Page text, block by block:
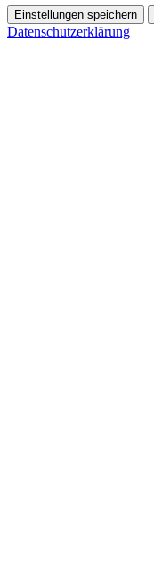
Einstellungen speichern
Datenschutzerklärung